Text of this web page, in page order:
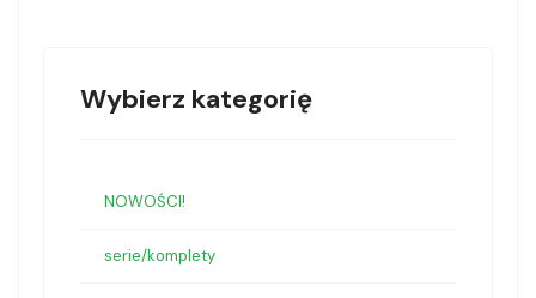
Wybierz kategorię
NOWOŚCI!
serie/komplety